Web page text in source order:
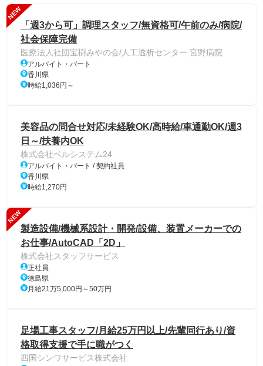
NEW
「週3から可」調理スタッフ/無資格可/午前のみ/病院/
社会保障完備
医療法人社団宝樹みやの会/人工透析センター 宮野病院
アルバイト・パート
香川県
時給1,036円～
美容品の問合せ対応/未経験OK/高時給/車通勤OK/週3
日～/扶養内OK
株式会社ベルシステム24
アルバイト・パート / 契約社員
香川県
時給1,270円
NEW
製造設備/機械系設計・開発/設備、装置メーカーでの
お仕事/AutoCAD「2D」
株式会社スタッフサービス
正社員
徳島県
月給21万5,000円～50万円
足場工事スタッフ/月給25万円以上/先輩同行あり/資
格取得支援で手に職がつく
四国シンワサービス株式会社